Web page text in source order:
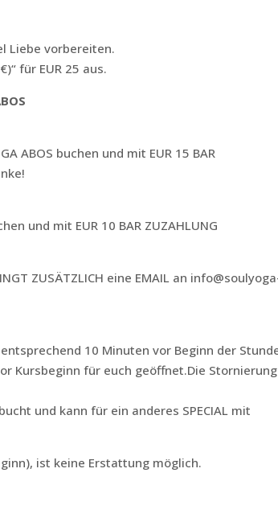
Liebe vorbereiten.
für EUR 25 aus.
ABOS buchen und mit EUR 15 BAR
und mit EUR 10 BAR ZUZAHLUNG
ZUSÄTZLICH eine EMAIL an
10 Minuten vor Beginn der
Kursbeginn für euch geöffnet.Die Stornierung
und kann für ein anderes SPECIAL mit
ist keine Erstattung möglich.